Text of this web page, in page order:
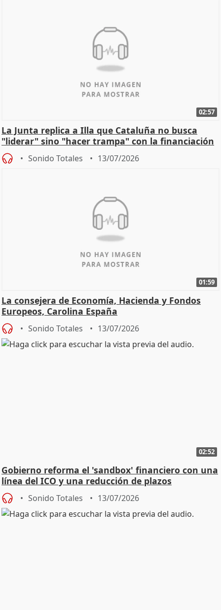
02:57
La Junta replica a Illa que Cataluña no busca
"liderar" sino "hacer trampa" con la financiación
Sonido Totales 13/07/2026
01:59
La consejera de Economía, Hacienda y Fondos
Europeos, Carolina España
Sonido Totales 13/07/2026
02:52
Gobierno reforma el 'sandbox' financiero con una
línea del ICO y una reducción de plazos
Sonido Totales 13/07/2026